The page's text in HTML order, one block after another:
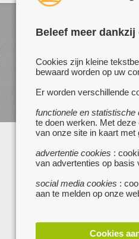
Beleef meer
Cookies zijn kleine
bewaard worden op uw
Er worden verschillende
functionele en statistische
te doen werken. Met
van onze site in kaart met
advertentie cookies :
van advertenties op basis
social media cookies :
aan te melden op onze
Cookies
mijn zoekertjes
websites :
www.startpagina.be
www.koken.be